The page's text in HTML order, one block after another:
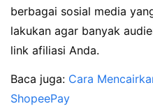
berbagai sosial media
lakukan agar banyak
link afiliasi Anda.
Baca juga: Cara
ShopeePay